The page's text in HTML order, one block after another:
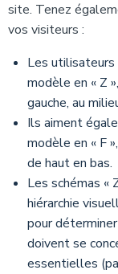
site. Tenez
vos visiteurs :
Les utilisateurs
modèle en « Z
gauche, au
Ils aiment
modèle en « F
de haut en bas.
Les schémas «
hiérarchie
pour
doivent se
essentielles